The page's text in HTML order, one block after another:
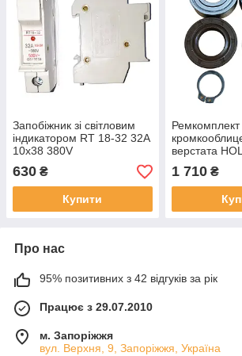
Запобіжник зі світловим
індикатором RT 18-32 32A
10x38 380V
кромкооблицювального
верстата HOLZ T-503
630 ₴
Купити
Ремкомплект
верстата
1 710₴
Про нас
95% позитивних з 42 відгуків за рік
Працює з 29.07.2010
м. Запоріжжя
вул. Верхня, 9, Запоріжжя, Україна